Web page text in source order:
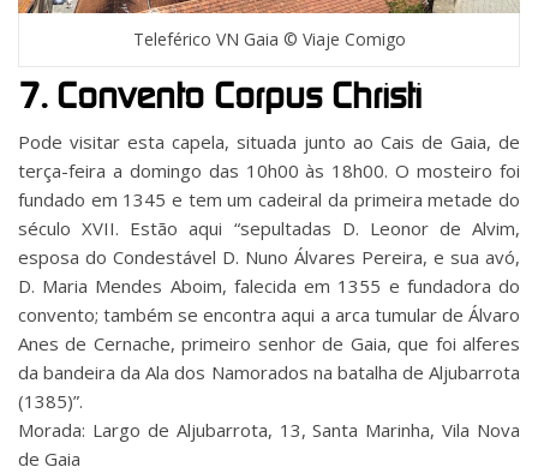
Teleférico VN Gaia © Viaje Comigo
7. Convento Corpus Christi
Pode visitar esta capela, situada junto ao Cais de Gaia, de
terça-feira a domingo das 10h00 às 18h00. O mosteiro foi
fundado em 1345 e tem um cadeiral da primeira metade do
século XVII. Estão aqui “sepultadas D. Leonor de Alvim,
esposa do Condestável D. Nuno Álvares Pereira, e sua avó,
D. Maria Mendes Aboim, falecida em 1355 e fundadora do
convento; também se encontra aqui a arca tumular de Álvaro
Anes de Cernache, primeiro senhor de Gaia, que foi alferes
da bandeira da Ala dos Namorados na batalha de Aljubarrota
(1385)”.
Morada: Largo de Aljubarrota, 13, Santa Marinha, Vila Nova
de Gaia